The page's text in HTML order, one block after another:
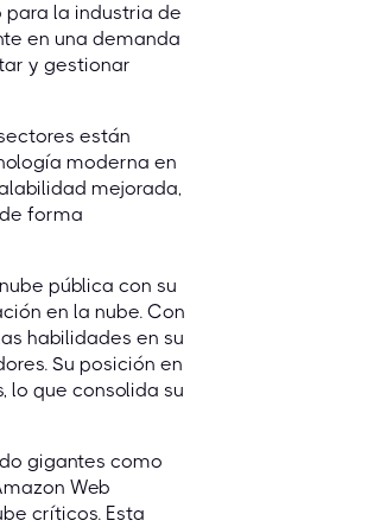
para la industria de
en una demanda
y gestionar
están
moderna en
mejorada,
forma
pública con su
en la nube. Con
habilidades en su
Su posición en
lo que consolida su
gigantes como
Web
críticos. Esta